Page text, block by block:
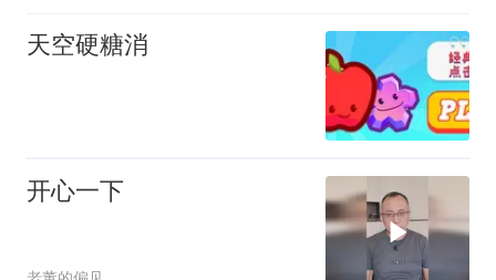
天空硬糖消
开心一下